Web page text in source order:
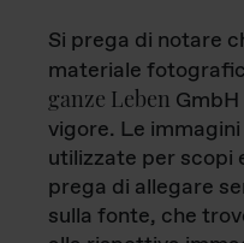
Si prega di notare
materiale
ganze Leben
vigore. Le
utilizzate per scopi
prega di allegare
sulla fonte, che